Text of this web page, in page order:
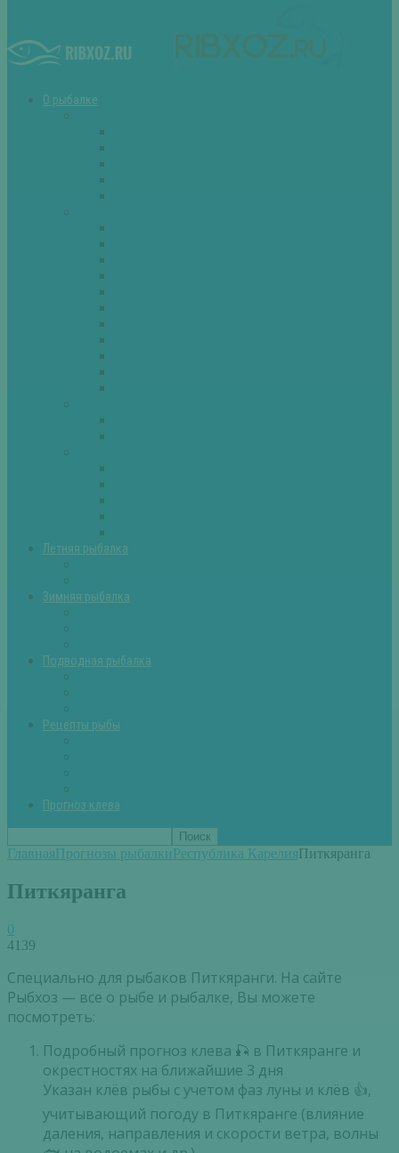
О рыбалке
Летняя рыбалка
Зимняя рыбалка
Подводная рыбалка
Рецепты рыбы
Прогноз клева
ГлавнаяПрогнозы рыбалкиРеспублика КарелияПиткяранга
Питкяранга
0
4139
Специально для рыбаков Питкяранги. На сайте
Рыбхоз — все о рыбе и рыбалке, Вы можете
посмотреть:
Подробный прогноз клева 🎣 в Питкяранге и
окрестностях на ближайшие 3 дня
Указан клёв рыбы с учетом фаз луны и клёв 👍,
учитывающий погоду в Питкяранге (влияние
даления, направления и скорости ветра, волны